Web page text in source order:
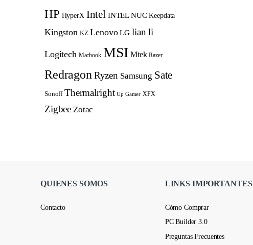
HP HyperX Intel INTEL NUC Keepdata
Kingston KZ Lenovo LG lian li
Logitech Macbook MSI Mtek Razer
Redragon Ryzen Samsung Sate
Sonoff Thermalright Up Gamer XFX
Zigbee Zotac
QUIENES SOMOS
Contacto
LINKS IMPORTANTES
Cómo Comprar
PC Builder 3.0
Preguntas Frecuentes